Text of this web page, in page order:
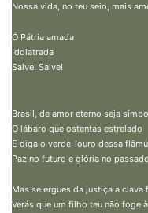
Nossa vida, no teu seio, mais
Ó Pátria amada
Idolatrada
Salve! Salve!
Brasil, de amor eterno seja
O lábaro que ostentas estrelado
E diga o verde-louro dessa
Paz no futuro e glória no passado
Mas se ergues da justiça a clava
Verás que um filho teu não foge